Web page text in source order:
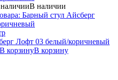
В наличии
Лофт 03 белый/коричневый
В корзину